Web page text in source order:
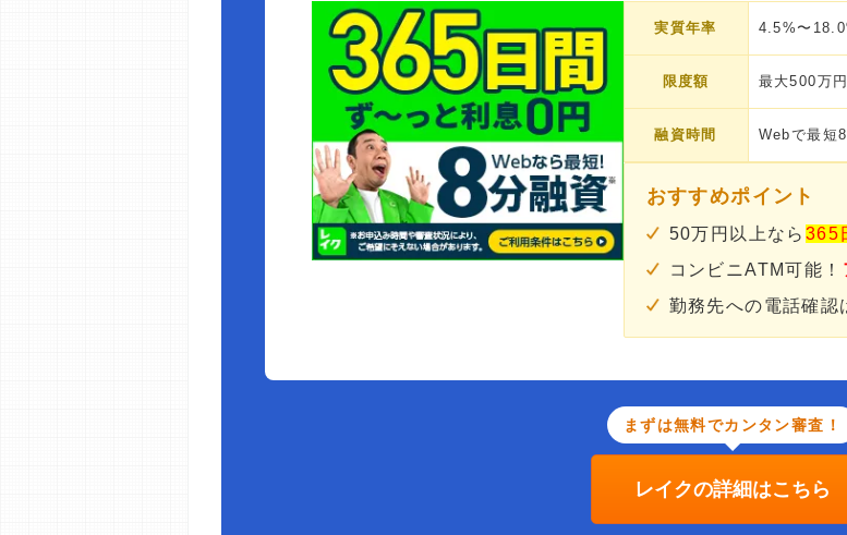
実質年率 4.5%〜
限度額 最大500万円
融資時間 Webで最短
おすすめポイント
50万円以上なら 365
コンビニATM可能！
勤務先への電話確認
まずは無料でカンタン審査！
レイクの詳細はこちら